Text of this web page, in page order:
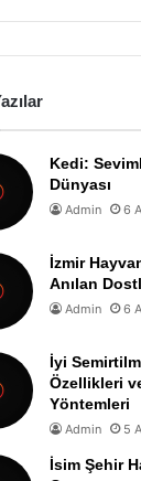
Kedi:
Dünyası
Admin 6
İzmir
Anılan
Admin 6
İyi
Özellikleri
Yöntemleri
Admin 5
İsim Şehir